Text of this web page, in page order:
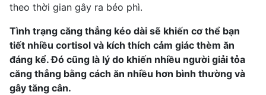
theo thời gian gây ra béo phì.
Tình trạng căng thẳng kéo dài sẽ khiến cơ thể bạn
tiết nhiều cortisol và kích thích cảm giác thèm ăn
đáng kể. Đó cũng là lý do khiến nhiều người giải tỏa
căng thẳng bằng cách ăn nhiều hơn bình thường và
gây tăng cân.